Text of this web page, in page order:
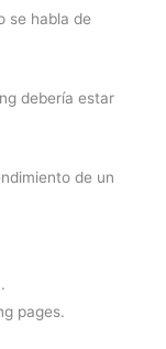
se habla de
debería estar
de un
pages.